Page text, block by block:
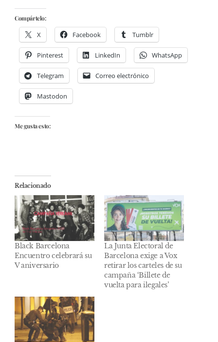
Compártelo:
X Facebook Tumblr
Pinterest LinkedIn WhatsApp
Telegram Correo electrónico
Mastodon
Me gusta esto:
Relacionado
Black Barcelona
Encuentro celebrará su
V aniversario
La Junta Electoral de
Barcelona exige a Vox
retirar los carteles de su
campaña ‘Billete de
vuelta para ilegales’